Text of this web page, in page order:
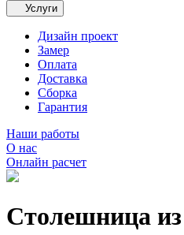
Услуги
Дизайн проект
Замер
Оплата
Доставка
Сборка
Гарантия
Наши работы
О нас
Онлайн расчет
Столешница из